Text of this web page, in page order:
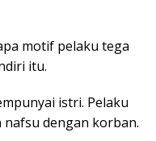
motif pelaku tega
itu.
istri. Pelaku
dengan korban.